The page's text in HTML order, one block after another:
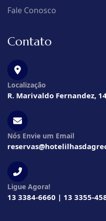
Fale Conosco
Contato
Localização
R. Marivaldo Fernandez,
Nós Envie um Email
Ligue Agora!
13 3384-6660 | 13 3355-